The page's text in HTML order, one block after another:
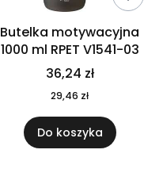
Butelka motywacyjna
1000 ml RPET V1541-03
36,24 zł
29,46 zł
Do koszyka